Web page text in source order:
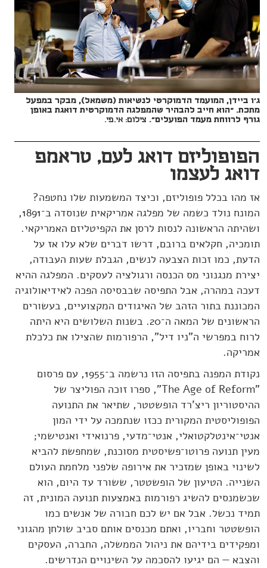
ג'ו ביידן, המועמד הדמוקרטי לנשיאות (משמאל), מבקר במפעל
מתכת. “הוא חייב להבהיר שהמפלגה הדמוקרטית דואגת באופן
גורף לרווחת מעמד הפועלים". צילום: אי.פי.
הפופוליזם דואג לעם, טראמפ
דואג לעצמו
אז מהו בכלל פופוליזם, וכיצד המשמעות שלו נחטפה?
המונח נולד כשמה של מפלגה אמריקאית שנוסדה ב־1891,
ושהיתה הראשונה לנסות לרסן את הקפיטליזם האמריקאי.
תומכיה, חקלאים ברובם, דרשו דברים שלא עלו אז על
הדעת, כמו זכות הצבעה לנשים, הגבלת שעות העבודה,
יצירת מנגנוני מס הכנסה ורגולציה לעסקים. המפלגה ההיא
דעכה במהרה, אבל התפיסה שבבסיסה הפכה לאידיאולוגיה
המכוננת בתור הזהב של האיגודים המקצועיים, בעשורים
הראשונים של המאה ה־20. בשנות השלושים היא היתה
לרוח במפרשי ה"ניו דיל", הרפורמות שהצילו את כלכלת
אמריקה.
נקודת המפנה בתפיסה הזו נרשמה ב־1955, עם פרסום
"The Age of Reform", ספרו זוכה הפוליצר של
ההיסטוריון ריצ'רד הופשטטר, שתיאר את התנועה
הפופוליסטית המקורית ככזו שנתמכה על ידי המון
אנטי־אינטלקטואלי, אנטי־מדעי, פרנואידי ואנטישמי;
מעין תנועה פרוטו־פשיסטית מסוכנת, שמחפשת להביא
לשינוי באופן שמזכיר את אירופה שלפני מלחמת העולם
השנייה. הטיעון של הופשטטר, ששורד עד היום, הוא
שכשמנסים להשיג רפורמות באמצעות תנועה המונית, זה
תמיד נכשל. אבל אם יש לכם חבורה של אנשים כמו
הופשטטר וחבריו, ואתם מכנסים אותם סביב שולחן מהגוני
ומפקידים בידיהם את ניהול הממשלה, החברה, העסקים
והצבא — הם יגיעו להסכמה על השינויים הנדרשים.